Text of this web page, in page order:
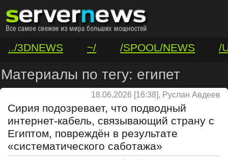
../3DNEWS ~/ /SPOOL/NEWS
/
/VAR/CONTACT
Материалы по тегу: египет
18.06.2026 [16:38], Руслан Авдеев
Сирия подозревает, что подводный
интернет-кабель, связывающий страну с
Египтом, повреждён в результате
«систематического саботажа»